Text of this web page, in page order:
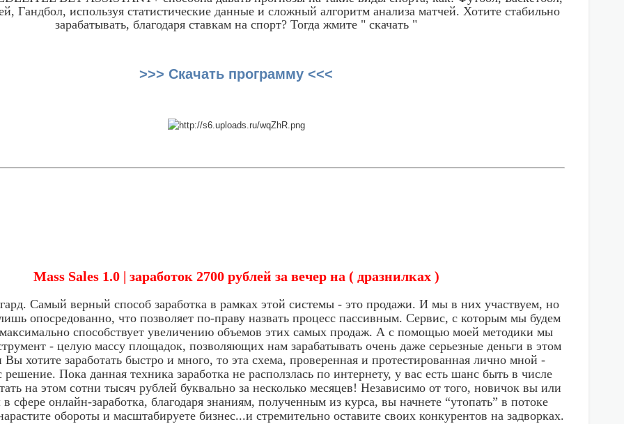
Гандбол, используя статистические данные и сложный алгоритм анализа матчей. Хотите стабильно
зарабатывать, благодаря ставкам на спорт? Тогда жмите " скачать "
>>> Скачать программу <<<
Mass Sales 1.0 | заработок 2700 рублей за вечер на ( дразнилках )
Самый верный способ заработка в рамках этой системы - это продажи. И мы в них участвуем, но
опосредованно, что позволяет по-праву назвать процесс пассивным. Сервис, с которым мы будем
максимально способствует увеличению объемов этих самых продаж. А с помощью моей методики мы
- целую массу площадок, позволяющих нам зарабатывать очень даже серьезные деньги в этом
Вы хотите заработать быстро и много, то эта схема, проверенная и протестированная лично мной -
решение. Пока данная техника заработка не расползлась по интернету, у вас есть шанс быть в числе
на этом сотни тысяч рублей буквально за несколько месяцев! Независимо от того, новичок вы или
сфере онлайн-заработка, благодаря знаниям, полученным из курса, вы начнете “утопать” в потоке
обороты и масштабируете бизнес...и стремительно оставите своих конкурентов на задворках.